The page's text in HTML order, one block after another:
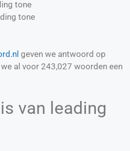
tone
tone
geven we antwoord op
al voor 243,027 woorden een
van leading